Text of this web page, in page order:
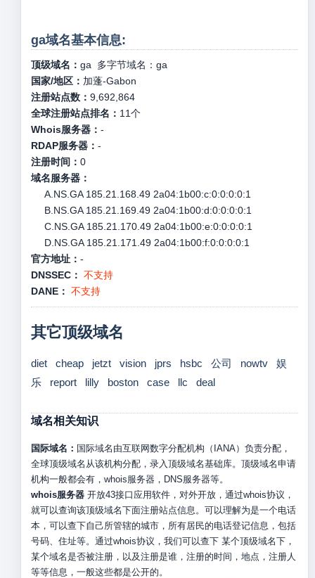
ga域名基本信息:
顶级域名： ga 多字节域名： ga
国家/地区： 加蓬-Gabon
注册站点数： 9,692,864
全球注册站点排名： 11个
Whois服务器： -
RDAP服务器： -
注册时间： 0
域名服务器：
A.NS.GA 185.21.168.49 2a04:1b00:c:0:0:0:0:1
B.NS.GA 185.21.169.49 2a04:1b00:d:0:0:0:0:1
C.NS.GA 185.21.170.49 2a04:1b00:e:0:0:0:0:1
D.NS.GA 185.21.171.49 2a04:1b00:f:0:0:0:0:1
官方地址： -
DNSSEC： 不支持
DANE： 不支持
其它顶级域名
diet cheap jetzt vision jprs hsbc 公司 nowtv
娱
乐
report lilly boston case llc deal
域名相关知识
国际域名： 国际域名由互联网数字分配机构（IANA）负责分配，
全球顶级域名从该机构分配，录入顶级域名基础库。顶级域名申请
机构一般都会有，whois服务器，DNS服务器等。
whois服务器开放43接口应用软件，对外开放，通过whois协议，
就可以查询该顶级域名下面注册站点信息。可以理解为是一个电话
本，可以查下自己所管辖的城市，所有居民的电话登记信息，包括
号码、住址等。通过whois协议，我们可以查下 某个顶级域名下，
某个域名是否被注册，以及注册是谁，注册的时间，地点，注册人
等等信息，一般这些都是公开的。